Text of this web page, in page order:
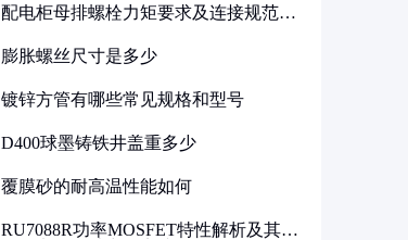
配电柜母排螺栓力矩要求及连接规范详
膨胀螺丝尺寸是多少
镀锌方管有哪些常见规格和型号
D400球墨铸铁井盖重多少
覆膜砂的耐高温性能如何
RU7088R功率MOSFET特性解析及其在